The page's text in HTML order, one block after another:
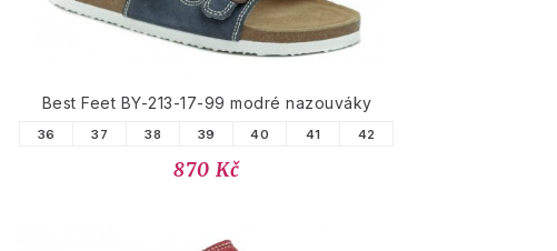
Best Feet BY-213-17-99 modré nazouváky
36 37 38 39 40 41 42
870 Kč